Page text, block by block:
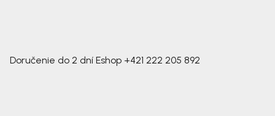
Doručenie do 2 dní Eshop +421 222 205 892